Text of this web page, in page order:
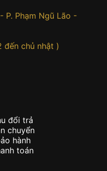
P. Phạm Ngũ Lão -
chủ nhật )
đổi trả
chuyển
hành
toán